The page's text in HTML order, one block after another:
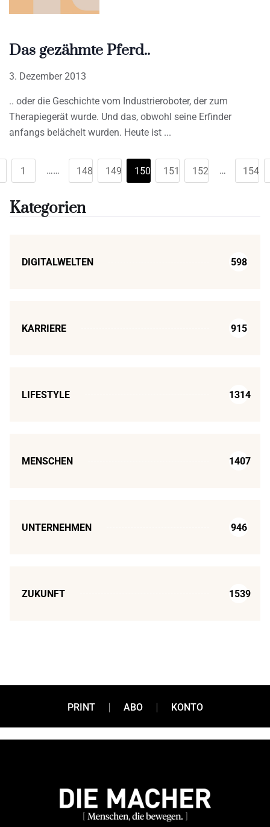
Das gezähmte Pferd..
3. Dezember 2013
.. oder die Geschichte vom Industrieroboter, der zum
Therapiegerät wurde. Und das, obwohl seine Erfinder
anfangs belächelt wurden. Heute ist
1 …… 148 149 150 151 152 … 154
Kategorien
DIGITALWELTEN 598
KARRIERE 915
LIFESTYLE 1314
MENSCHEN 1407
UNTERNEHMEN 946
ZUKUNFT 1539
PRINT ABO KONTO